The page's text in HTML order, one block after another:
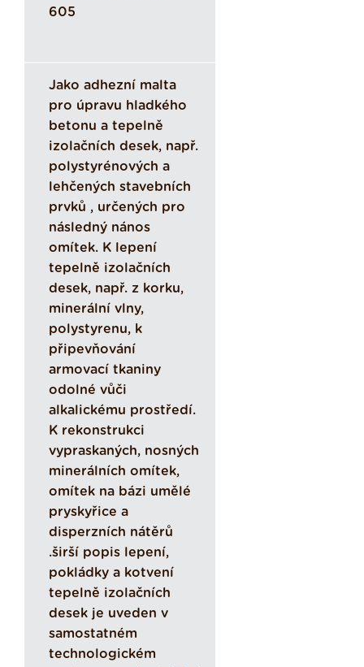
605
Jako adhezní malta
pro úpravu hladkého
betonu a tepelně
izolačních desek, např.
polystyrénových a
lehčených stavebních
prvků , určených pro
následný nános
omítek. K lepení
tepelně izolačních
desek, např. z korku,
minerální vlny,
polystyrenu, k
připevňování
armovací tkaniny
odolné vůči
alkalickému prostředí.
K rekonstrukci
vypraskaných, nosných
minerálních omítek,
omítek na bázi umělé
pryskyřice a
disperzních nátěrů
.širší popis lepení,
pokládky a kotvení
tepelně izolačních
desek je uveden v
samostatném
technologickém